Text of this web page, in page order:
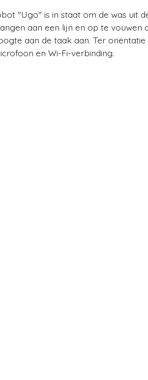
"Ugo" is in staat om de was uit
aan een lijn en op te vouwen
aan de taak aan. Ter
en Wi-Fi-verbinding.